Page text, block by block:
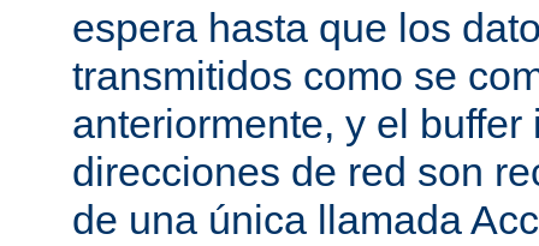
espera hasta que los
transmitidos como se
anteriormente, y el
direcciones de red son
de una única llamada